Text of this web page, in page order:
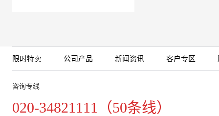
细胞培养瓶
More
限时特卖 公司产品 新闻资讯 客户专区
咨询专线
020-34821111（50条线）